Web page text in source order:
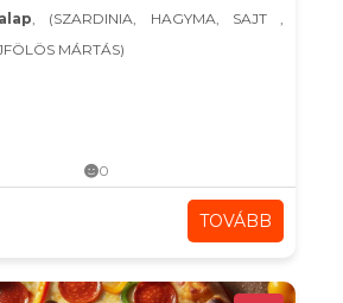
, (SZARDINIA, HAGYMA, SAJT ,
MÁRTÁS)
0
TOVÁBB